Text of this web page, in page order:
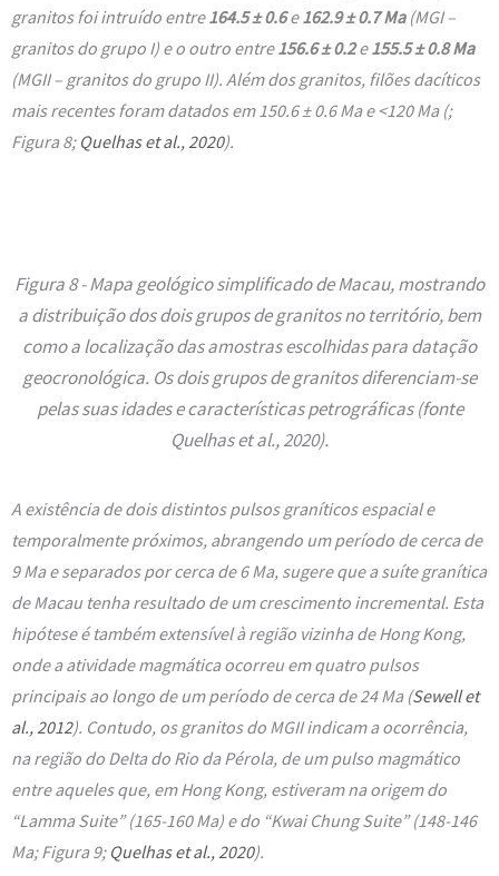
granitos foi intruído entre164.5 ± 0.6e162.9 ± 0.7 Ma(MGI –
granitos do grupo I) e o outro entre156.6 ± 0.2e155.5 ± 0.8 Ma
(MGII – granitos do grupo II). Além dos granitos, filões dacíticos
mais recentes foram datados em 150.6 ± 0.6 Ma e <120 Ma (;
Figura 8; Quelhas et al., 2020).
Figura 8 - Mapa geológico simplificado de Macau, mostrando
a distribuição dos dois grupos de granitos no território, bem
como a localização das amostras escolhidas para datação
geocronológica. Os dois grupos de granitos diferenciam-se
pelas suas idades e características petrográficas (fonte
Quelhas et al., 2020).
A existência de dois distintos pulsos graníticos espacial e
temporalmente próximos, abrangendo um período de cerca de
9 Ma e separados por cerca de 6 Ma, sugere que a suíte granítica
de Macau tenha resultado de um crescimento incremental. Esta
hipótese é também extensível à região vizinha de Hong Kong,
onde a atividade magmática ocorreu em quatro pulsos
principais ao longo de um período de cerca de 24 Ma (Sewell et
al., 2012). Contudo, os granitos do MGII indicam a ocorrência,
na região do Delta do Rio da Pérola, de um pulso magmático
entre aqueles que, em Hong Kong, estiveram na origem do
“Lamma Suite” (165-160 Ma) e do “Kwai Chung Suite” (148-146
Ma;Figura 9; Quelhas et al., 2020).